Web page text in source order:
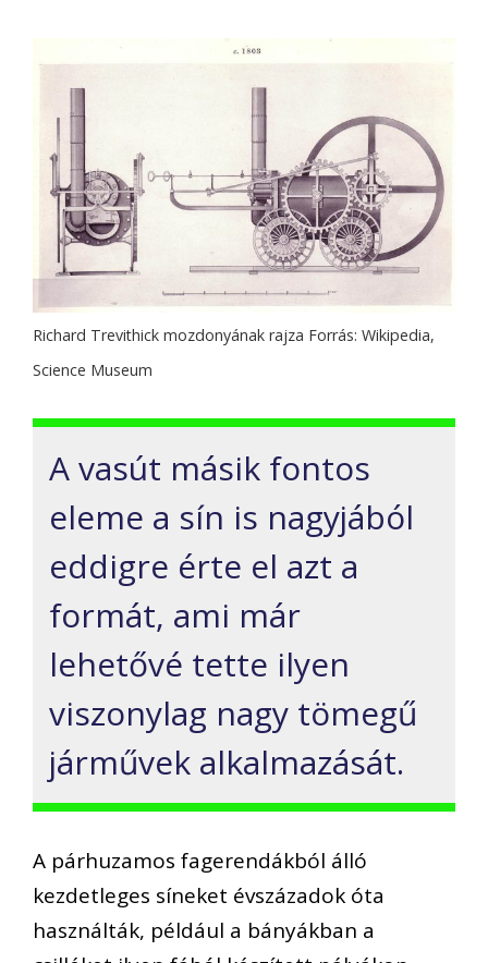
Richard Trevithick mozdonyának rajza Forrás: Wikipedia,
Science Museum
A vasút másik fontos
eleme a sín is nagyjából
eddigre érte el azt a
formát, ami már
lehetővé tette ilyen
viszonylag nagy tömegű
járművek alkalmazását.
A párhuzamos fagerendákból álló
kezdetleges síneket évszázadok óta
használták, például a bányákban a